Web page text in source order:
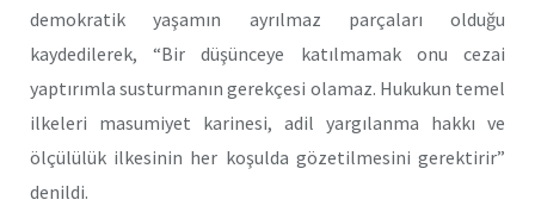
demokratik yaşamın ayrılmaz parçaları olduğu
kaydedilerek, “Bir düşünceye katılmamak onu cezai
yaptırımla susturmanın gerekçesi olamaz. Hukukun temel
ilkeleri masumiyet karinesi, adil yargılanma hakkı ve
ölçülülük ilkesinin her koşulda gözetilmesini gerektirir”
denildi.